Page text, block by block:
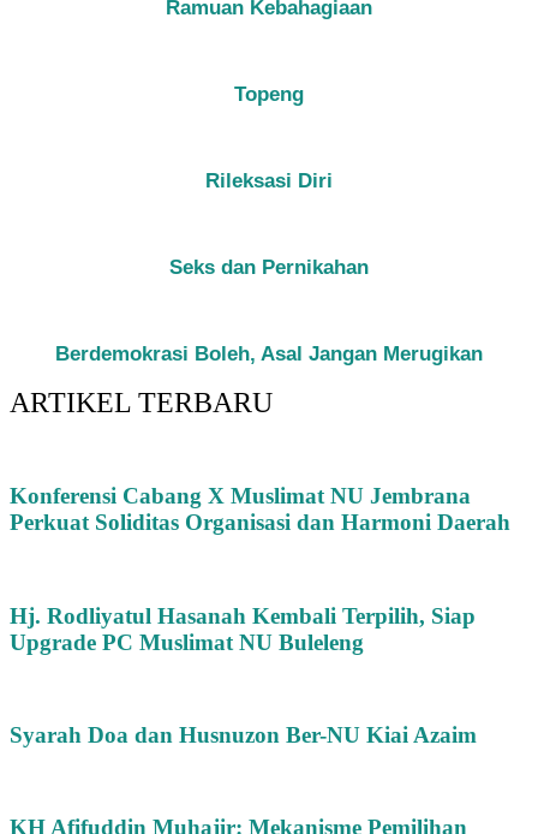
Ramuan Kebahagiaan
Topeng
Rileksasi Diri
Seks dan Pernikahan
Berdemokrasi Boleh, Asal Jangan Merugikan
ARTIKEL TERBARU
Konferensi Cabang X Muslimat NU Jembrana
Perkuat Soliditas Organisasi dan Harmoni Daerah
Hj. Rodliyatul Hasanah Kembali Terpilih, Siap
Upgrade PC Muslimat NU Buleleng
Syarah Doa dan Husnuzon Ber-NU Kiai Azaim
KH Afifuddin Muhajir: Mekanisme Pemilihan